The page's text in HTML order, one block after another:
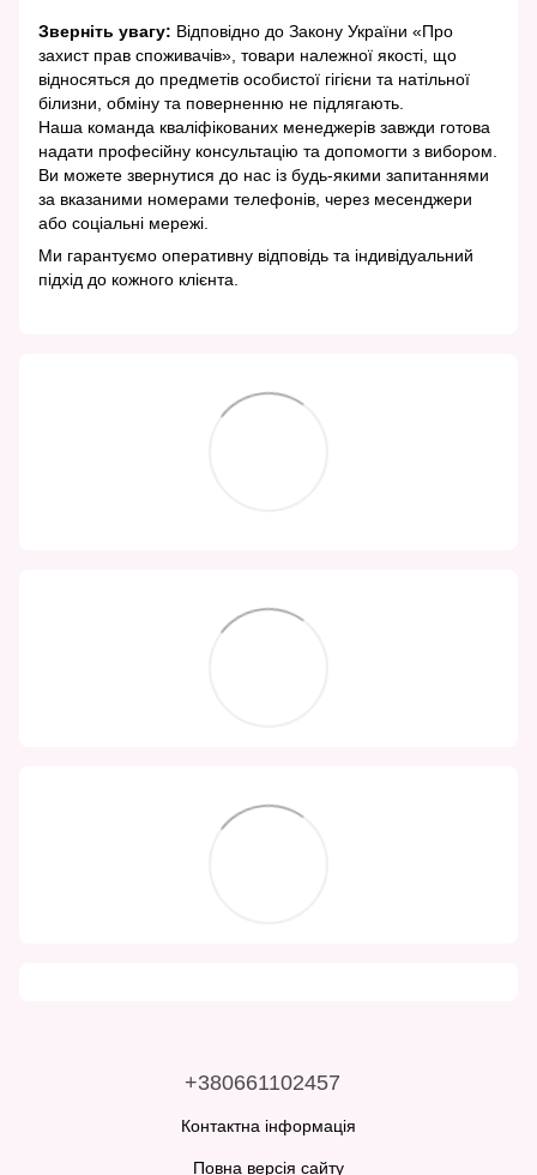
Зверніть увагу: Відповідно до Закону України «Про
захист прав споживачів», товари належної якості, що
відносяться до предметів особистої гігієни та натільної
білизни, обміну та поверненню не підлягають.
Наша команда кваліфікованих менеджерів завжди готова
надати професійну консультацію та допомогти з вибором.
Ви можете звернутися до нас із будь-якими запитаннями
за вказаними номерами телефонів, через месенджери
або соціальні мережі.
Ми гарантуємо оперативну відповідь та індивідуальний
підхід до кожного клієнта.
+380661102457
Контактна інформація
Повна версія сайту